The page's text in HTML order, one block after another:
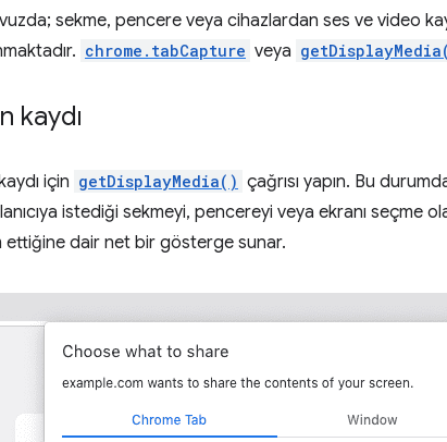
sekme, pencere veya cihazlardan ses ve video
chrome.tabCapture veya
kaydı
için getDisplayMedia() çağrısı yapın. Bu
istediği sekmeyi, pencereyi veya ekranı seçme
ettiğine dair net bir gösterge sunar.